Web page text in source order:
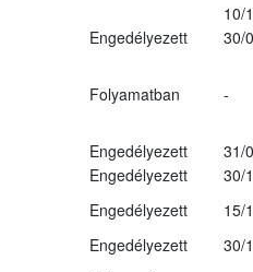
10/
Engedélyezett
30/
Folyamatban -
Engedélyezett
31/
Engedélyezett
30/
Engedélyezett
15/
Engedélyezett
30/